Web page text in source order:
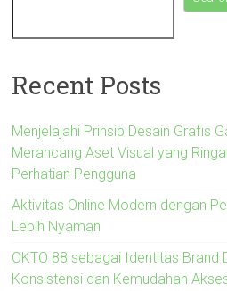
Recent Posts
Menjelajahi Prinsip Desain Grafis
Merancang Aset Visual yang
Perhatian Pengguna
Aktivitas Online Modern dengan
Lebih Nyaman
OKTO 88 sebagai Identitas Brand
Konsistensi dan Kemudahan